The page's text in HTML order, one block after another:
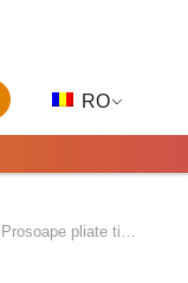
RO
Prosoape pliate tip v/z